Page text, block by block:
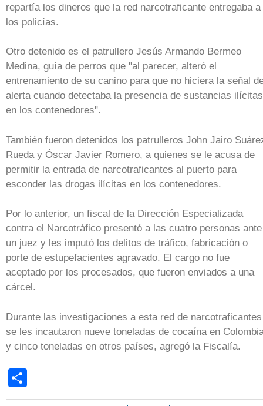
repartía los dineros que la red narcotraficante entregaba a
los policías.
Otro detenido es el patrullero Jesús Armando Bermeo
Medina, guía de perros que "al parecer, alteró el
entrenamiento de su canino para que no hiciera la señal
alerta cuando detectaba la presencia de sustancias ilícitas
en los contenedores".
También fueron detenidos los patrulleros John Jairo
Rueda y Óscar Javier Romero, a quienes se le acusa de
permitir la entrada de narcotraficantes al puerto para
esconder las drogas ilícitas en los contenedores.
Por lo anterior, un fiscal de la Dirección Especializada
contra el Narcotráfico presentó a las cuatro personas ante
un juez y les imputó los delitos de tráfico, fabricación o
porte de estupefacientes agravado. El cargo no fue
aceptado por los procesados, que fueron enviados a una
cárcel.
Durante las investigaciones a esta red de narcotraficantes
se les incautaron nueve toneladas de cocaína en
y cinco toneladas en otros países, agregó la Fiscalía.